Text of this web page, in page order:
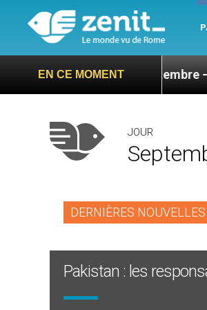
EN CE MOMENT
visite en septembre – 7 titres,
JOUR
DERNIÈRES NOUVELLES
Pakistan : les